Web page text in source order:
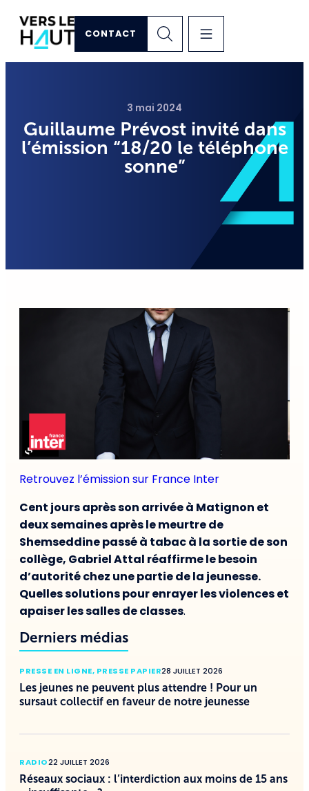
CONTACT
3 mai 2024
Guillaume Prévost invité dans
l’émission “18/20 le téléphone
sonne”
Retrouvez l’émission sur France Inter
Cent jours après son arrivée à Matignon et
deux semaines après le meurtre de
Shemseddine passé à tabac à la sortie de son
collège, Gabriel Attal réaffirme le besoin
d’autorité chez une partie de la jeunesse.
Quelles solutions pour enrayer les violences et
apaiser les salles de classes.
Derniers médias
PRESSE EN LIGNE, PRESSE PAPIER28 JUILLET 2026
Les jeunes ne peuvent plus attendre ! Pour un
sursaut collectif en faveur de notre jeunesse
RADIO22 JUILLET 2026
Réseaux sociaux : l’interdiction aux moins de 15 ans